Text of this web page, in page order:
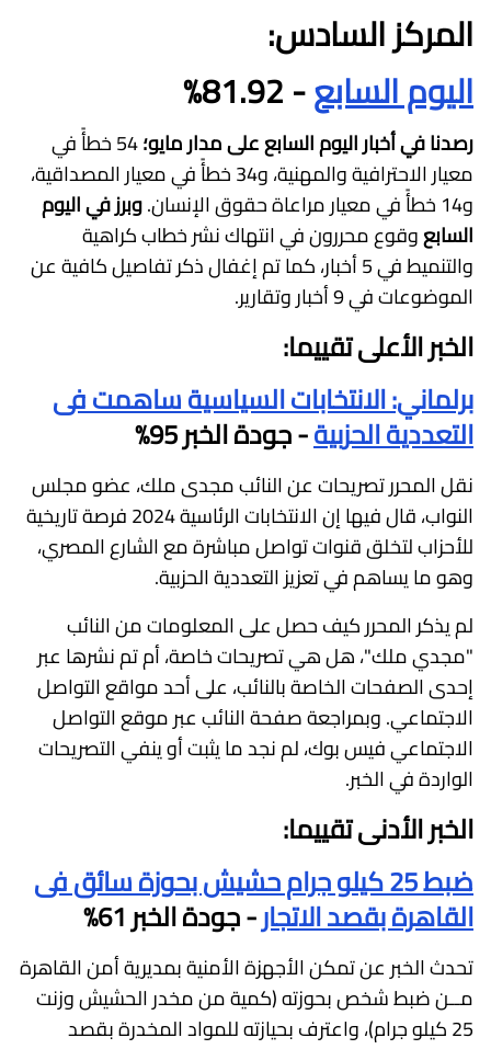
المركز السادس:
اليوم السابع- 81.92%
رصدنا في أخبار اليوم السابع على مدار مايو؛
54 خطأً في
معيار الاحترافية والمهنية، و34 خطأً في معيار المصداقية،
و14 خطأً في معيار مراعاة حقوق الإنسان.
وبرز في اليوم
السابعوقوع محررون في انتهاك نشر خطاب كراهية
والتنميط في 5 أخبار، كما تم إغفال ذكر تفاصيل كافية عن
الموضوعات في 9 أخبار وتقارير.
الخبر الأعلى تقييما:
برلماني: الانتخابات السياسية ساهمت فى
التعددية الحزبية- جودة الخبر 95%
نقل المحرر تصريحات عن النائب مجدى ملك، عضو مجلس
النواب، قال فيها إن الانتخابات الرئاسية 2024 فرصة تاريخية
للأحزاب لتخلق قنوات تواصل مباشرة مع الشارع المصري،
وهو ما يساهم في تعزيز التعددية الحزبية.
لم يذكر المحرر كيف حصل على المعلومات من النائب
"مجدي ملك"، هل هي تصريحات خاصة، أم تم نشرها عبر
إحدى الصفحات الخاصة بالنائب، على أحد مواقع التواصل
الاجتماعي. وبمراجعة صفحة النائب عبر موقع التواصل
الاجتماعي فيس بوك، لم نجد ما يثبت أو ينفي التصريحات
الواردة في الخبر.
الخبر الأدنى تقييما:
ضبط 25 كيلو جرام حشيش بحوزة سائق فى
القاهرة بقصد الاتجار- جودة الخبر 61%
تحدث الخبر عن تمكن الأجهزة الأمنية بمديرية أمن القاهرة
مــن ضبط شخص بحوزته (كمية من مخدر الحشيش وزنت
25 كيلو جرام)، واعترف بحيازته للمواد المخدرة بقصد